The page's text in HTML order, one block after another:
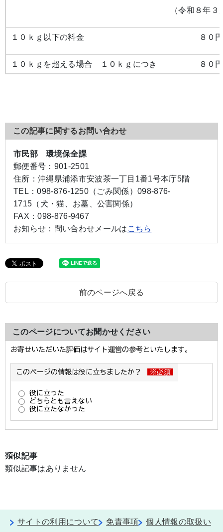
（令和８年３
１０ｋｇ以下の料金 ８０円
１０ｋｇを超える場合 １０ｋｇにつき ８０円
この記事に関するお問い合わせ
市民部 環境保全課
郵便番号： 901-2501
住所： 沖縄県浦添市安波茶一丁目1番1号本庁5階
TEL：098-876-1250（ごみ関係）098-876-
1715（犬・猫、お墓、公害関係）
FAX：098-876-9467
お知らせ： 問い合わせメールは こちら
前のページへ戻る
このページについてお聞かせください
類似記事
類似記事はありません
サイトの利用について 免責事項 個人情報の取扱い